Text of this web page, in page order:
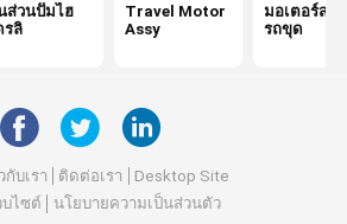
ถขุด
ส่วนปั๊มไฮ
รลิ
Travel Motor
Assy
มอเตอร์สวิง
รถขุด
กับเรา ติดต่อเรา
Desktop Site
บไซต์
นโยบายความเป็นส่วนตัว